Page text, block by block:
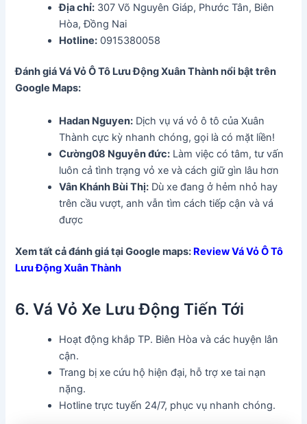
Địa chỉ: 307 Võ Nguyên Giáp, Phước Tân, Biên
Hòa, Đồng Nai
Hotline: 0915380058
Đánh giá Vá Vỏ Ô Tô Lưu Động Xuân Thành nổi bật trên
Google Maps:
Hadan Nguyen: Dịch vụ vá vỏ ô tô của Xuân
Thành cực kỳ nhanh chóng, gọi là có mặt liền!
Cường08 Nguyễn đức: Làm việc có tâm, tư vấn
luôn cả tình trạng vỏ xe và cách giữ gìn lâu hơn
Vân Khánh Bùi Thị: Dù xe đang ở hẻm nhỏ hay
trên cầu vượt, anh vẫn tìm cách tiếp cận và vá
được
Xem tất cả đánh giá tại Google maps: Review Vá Vỏ Ô Tô
Lưu Động Xuân Thành
6. Vá Vỏ Xe Lưu Động Tiến Tới
Hoạt động khắp TP. Biên Hòa và các huyện lân
cận.
Trang bị xe cứu hộ hiện đại, hỗ trợ xe tai nạn
nặng.
Hotline trực tuyến 24/7, phục vụ nhanh chóng.